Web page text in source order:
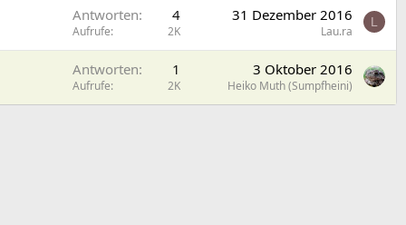
Antworten 4
Aufrufe 2K
31 Dezember 2016
Lau.ra
L
Antworten 1
Aufrufe 2K
3 Oktober 2016
Heiko Muth (Sumpfheini)